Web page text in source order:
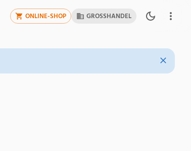
ONLINE-SHOP GROSSHANDEL